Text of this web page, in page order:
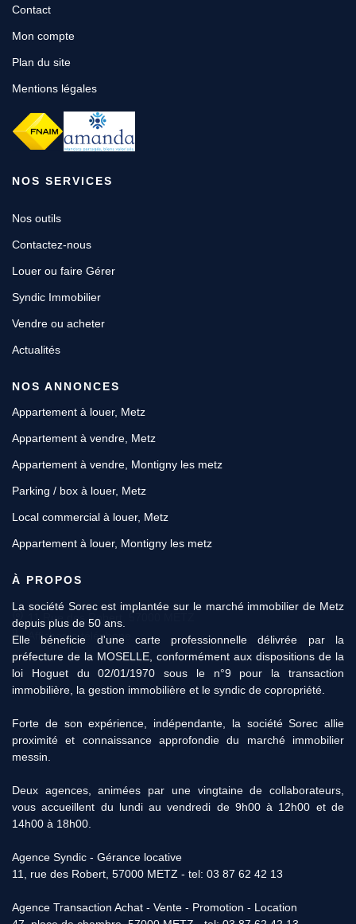
Contact
Mon compte
Plan du site
Mentions légales
NOS SERVICES
Nos outils
Contactez-nous
Louer ou faire Gérer
Syndic Immobilier
Vendre ou acheter
Actualités
NOS ANNONCES
Appartement à louer, Metz
Appartement à vendre, Metz
Appartement à vendre, Montigny les metz
Parking / box à louer, Metz
Local commercial à louer, Metz
Appartement à louer, Montigny les metz
À PROPOS
11 Rue des Robert, 57000 METZ
Afficher le téléphone